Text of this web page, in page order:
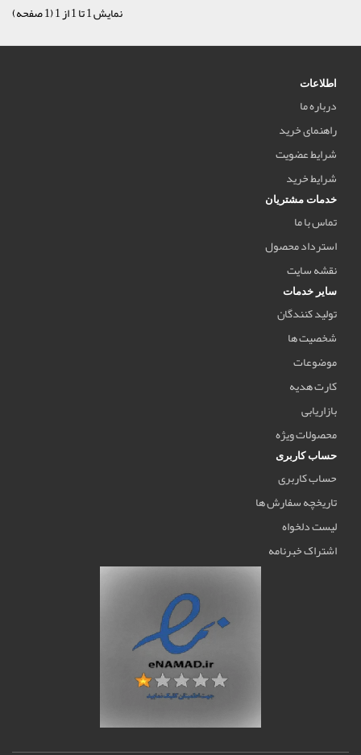
نمایش 1 تا 1 از 1 (1 صفحه)
اطلاعات
درباره ما
راهنمای خرید
شرایط عضویت
شرایط خرید
خدمات مشتریان
تماس با ما
استرداد محصول
نقشه سایت
سایر خدمات
تولید کنندگان
شخصیت ها
موضوعات
کارت هدیه
بازاریابی
محصولات ویژه
حساب کاربری
حساب کاربری
تاریخچه سفارش ها
لیست دلخواه
اشتراک خبرنامه